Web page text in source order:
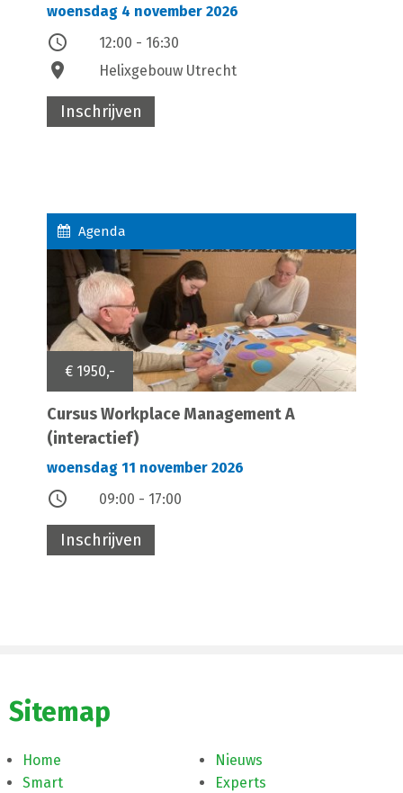
woensdag 4 november 2026
access_time 12:00 - 16:30
location_on Helixgebouw Utrecht
Inschrijven
Agenda
€ 1950,-
Cursus Workplace Management A
(interactief)
woensdag 11 november 2026
access_time 09:00 - 17:00
Inschrijven
Sitemap
Home
Smart
Nieuws
Experts